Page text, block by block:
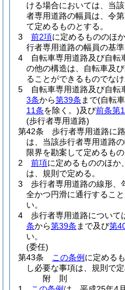
ける場合においては、当
者専用道路の幅員は、令
て定めるものとする。
3
前2項に定めるもののほ
行者専用道路の幅員の基準
4
自転車専用道路及び自転
の他の構造は、自転車及
ることができるものでなけ
5
自転車専用道路及び自転
3条から第39条 まで(自転
11条を除く。)及び前条第
(歩行者専用道路)
第42条
歩行者専用道路に
は、当該歩行者専用道路
限界を勘案して定めるもの
2
前項に定めるもののほか
は、規則で定める。
3
歩行者専用道路の線形、
全かつ円滑に通行するこ
い。
4
歩行者専用道路について
条から第39条 まで及び第
い。
(委任)
第43条
この条例 に定める
し必要な事項は、規則で定
附 則